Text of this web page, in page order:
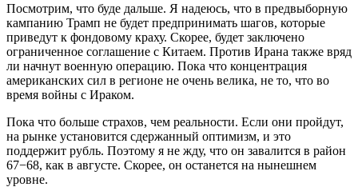
Посмотрим, что буде дальше. Я надеюсь, что в предвыборную
кампанию Трамп не будет предпринимать шагов, которые
приведут к фондовому краху. Скорее, будет заключено
ограниченное соглашение с Китаем. Против Ирана также вряд
ли начнут военную операцию. Пока что концентрация
американских сил в регионе не очень велика, не то, что во
время войны с Ираком.
Пока что больше страхов, чем реальности. Если они пройдут,
на рынке установится сдержанный оптимизм, и это
поддержит рубль. Поэтому я не жду, что он завалится в район
67−68, как в августе. Скорее, он останется на нынешнем
уровне.